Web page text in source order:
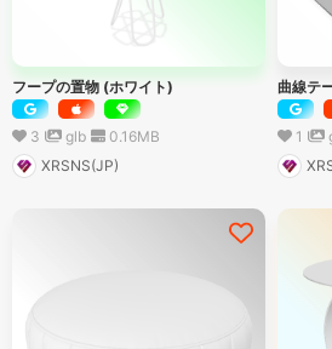
フープの置物 (ホワイト)
3 glb 0.16MB
XRSNS(JP)
曲線テ
1